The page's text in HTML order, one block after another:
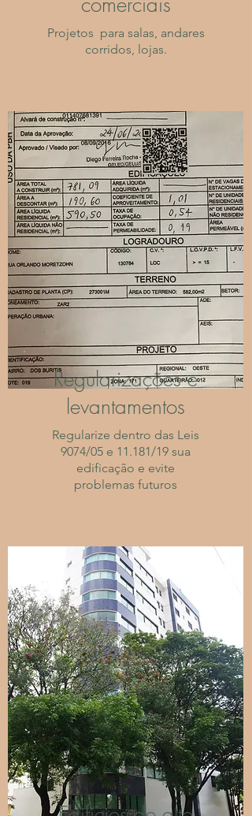
Projetos para salas, andares
corridos, lojas.
Regularizações e
levantamentos
Regularize dentro das Leis
9074/05 e 11.181/19 sua
edificação e evite
problemas futuros